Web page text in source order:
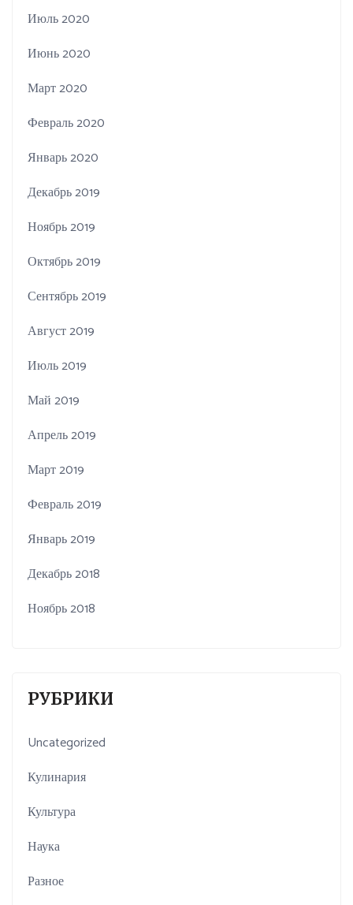
Июль 2020
Июнь 2020
Март 2020
Февраль 2020
Январь 2020
Декабрь 2019
Ноябрь 2019
Октябрь 2019
Сентябрь 2019
Август 2019
Июль 2019
Май 2019
Апрель 2019
Март 2019
Февраль 2019
Январь 2019
Декабрь 2018
Ноябрь 2018
РУБРИКИ
Uncategorized
Кулинария
Культура
Наука
Разное